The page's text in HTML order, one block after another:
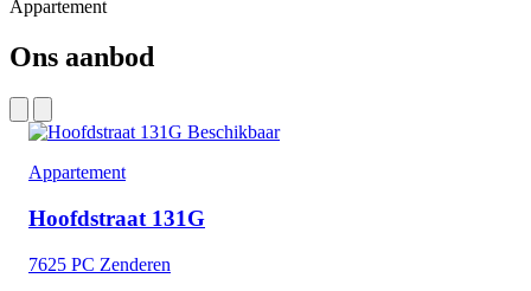
Appartement
Ons aanbod
Beschikbaar
Appartement
Hoofdstraat 131G
7625 PC Zenderen